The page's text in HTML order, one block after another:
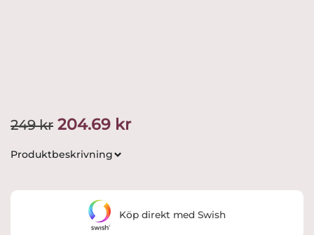
249kr Det
ursprungliga
249 kr.
204.69 krDet
204.69 kr.
Produktbeskrivning
Köp direkt med Swish